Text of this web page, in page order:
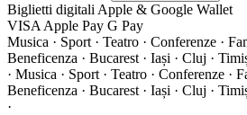
Biglietti digitali Apple & Google Wallet
VISA Apple Pay G Pay
Musica · Sport · Teatro · Conferenze ·
Beneficenza · Bucarest · Iași · Cluj ·
· Musica · Sport · Teatro · Conferenze ·
Beneficenza · Bucarest · Iași · Cluj ·
·